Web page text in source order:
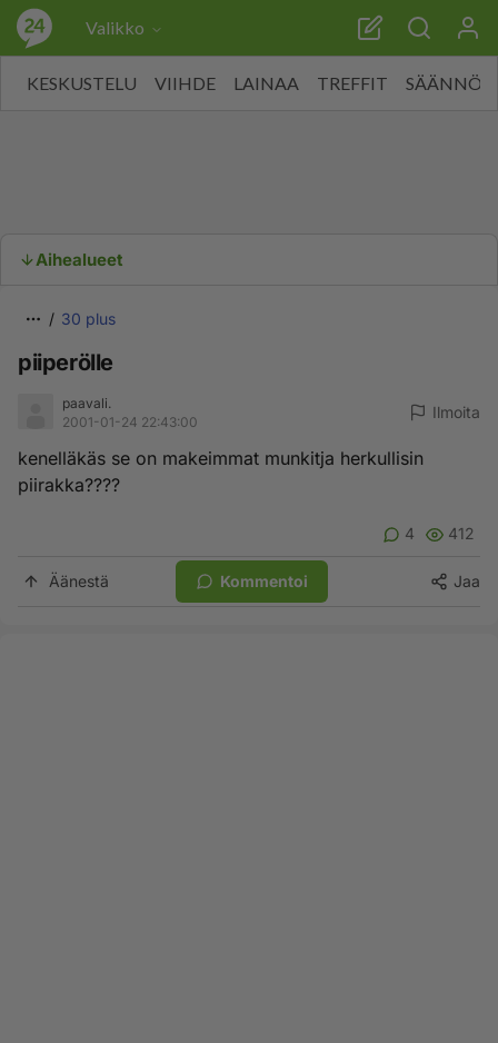
Valikko
KESKUSTELU VIIHDE LAINAA TREFFIT SÄÄNNÖT
Aihealueet
30 plus
piiperölle
paavali.
2001-01-24 22:43:00
Ilmoita
kenelläkäs se on makeimmat munkitja herkullisin
piirakka????
4 412
Äänestä Kommentoi Jaa